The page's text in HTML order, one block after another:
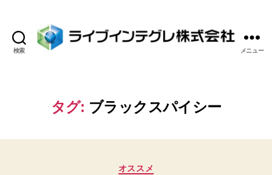
検索
イ
ン
グ
株
メニュー
タグ: ブラックスパイシー
カ
オススメ